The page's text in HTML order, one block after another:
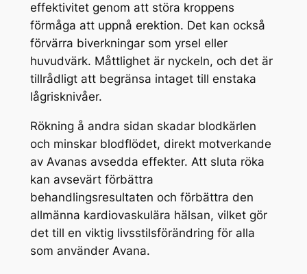
effektivitet genom att störa kroppens
förmåga att uppnå erektion. Det kan också
förvärra biverkningar som yrsel eller
huvudvärk. Måttlighet är nyckeln, och det är
tillrådligt att begränsa intaget till enstaka
lågrisknivåer.
Rökning å andra sidan skadar blodkärlen
och minskar blodflödet, direkt motverkande
av Avanas avsedda effekter. Att sluta röka
kan avsevärt förbättra
behandlingsresultaten och förbättra den
allmänna kardiovaskulära hälsan, vilket gör
det till en viktig livsstilsförändring för alla
som använder Avana.